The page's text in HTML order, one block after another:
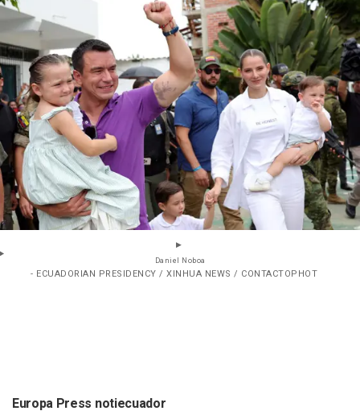
Daniel Noboa
- ECUADORIAN PRESIDENCY / XINHUA NEWS / CONTACTOPHOT
Europa Press notiecuador